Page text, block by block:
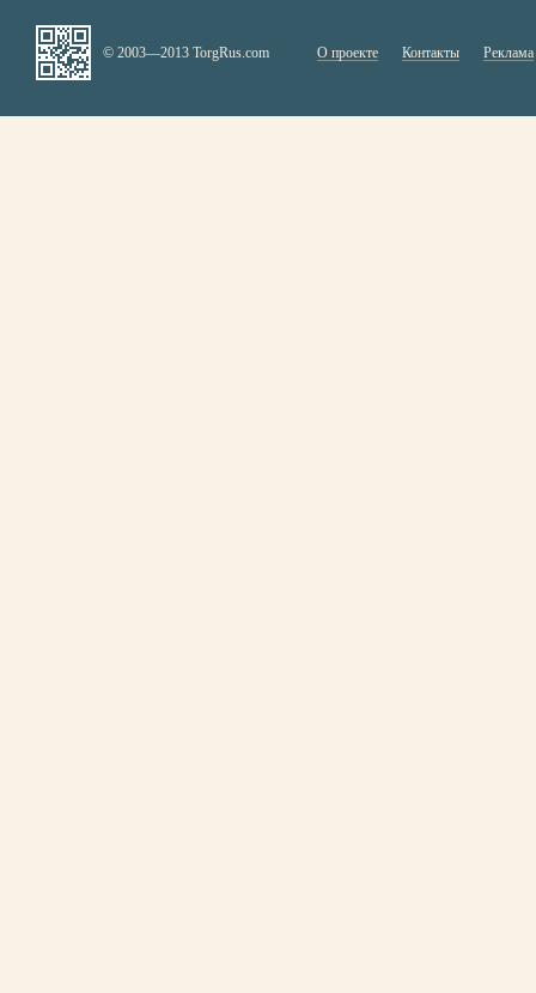
© 2003—2013 TorgRus.com О проекте Контакты Реклама